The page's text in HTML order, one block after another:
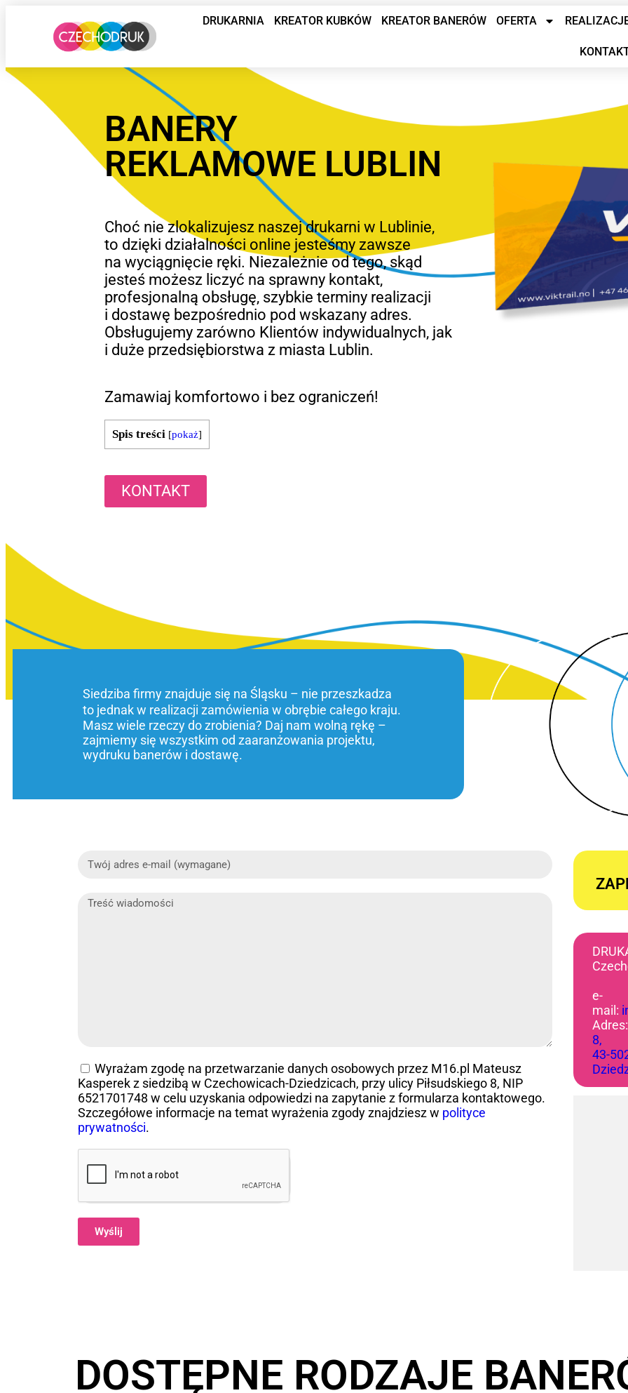
DRUKARNIA KREATOR KUBKÓW KREATOR BANERÓW OFERTA
BANERY
REKLAMOWE LUBLIN
Choć nie zlokalizujesz naszej drukarni w Lublinie,
to dzięki działalności online jesteśmy zawsze
na wyciągnięcie ręki. Niezależnie od tego, skąd
jesteś możesz liczyć na sprawny kontakt,
profesjonalną obsługę, szybkie terminy realizacji
i dostawę bezpośrednio pod wskazany adres.
Obsługujemy zarówno Klientów indywidualnych, jak
i duże przedsiębiorstwa z miasta Lublin.
Zamawiaj komfortowo i bez ograniczeń!
Spis treści [pokaż]
KONTAKT
Siedziba firmy znajduje się na Śląsku – nie przeszkadza
to jednak w realizacji zamówienia w obrębie całego kraju.
Masz wiele rzeczy do zrobienia? Daj nam wolną rękę –
zajmiemy się wszystkim od zaaranżowania projektu,
wydruku banerów i dostawę.
Wyrażam zgodę na przetwarzanie danych osobowych przez M16.pl Mateusz
Kasperek z siedzibą w Czechowicach-Dziedzicach, przy ulicy Piłsudskiego 8, NIP
6521701748 w celu uzyskania odpowiedzi na zapytanie z formularza kontaktowego.
Szczegółowe informacje na temat wyrażenia zgody znajdziesz w polityce
prywatności.
Wyślij
e-
mail:
Adres:
8,
43-
DOSTĘPNE RODZAJE